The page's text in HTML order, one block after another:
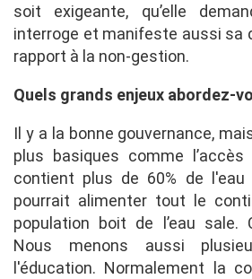
soit exigeante, qu’elle
interroge et manifeste aussi sa
rapport à la non-gestion.
Quels grands enjeux abordez-
Il y a la bonne gouvernance,
plus basiques comme l’accès
contient plus de 60% de l'eau
pourrait alimenter tout le
population boit de l’eau sale.
Nous menons aussi
l'éducation. Normalement la